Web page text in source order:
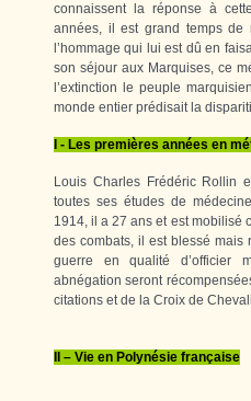
connaissent la réponse à
années, il est grand temps de
l’hommage qui lui est dû en
son séjour aux Marquises, ce
l’extinction le peuple
monde entier prédisait la
I - Les premières années en
Louis Charles Frédéric
toutes ses études de
1914, il a 27 ans et est mobilisé
des combats, il est blessé mais
guerre en qualité d’officier
abnégation seront
citations et de la Croix de
II – Vie en Polynésie française